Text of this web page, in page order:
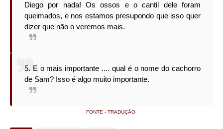
Diego por nada! Os ossos e o cantil dele foram
queimados, e nos estamos presupondo que isso quer
dizer que não o veremos mais.
5. E o mais importante .... qual é o nome do cachorro
de Sam? Isso é algo muito importante.
FONTE - TRADUÇÃO